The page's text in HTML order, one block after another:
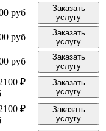
руб
Заказать
услугу
руб
Заказать
услугу
руб
Заказать
услугу
₽
Заказать
услугу
₽
Заказать
услугу